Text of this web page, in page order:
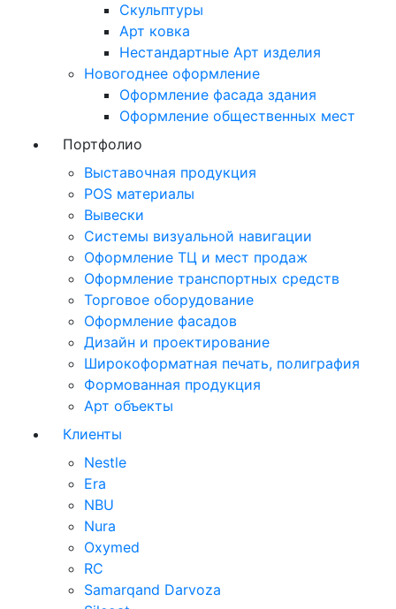
Скульптуры
Арт ковка
Нестандартные Арт изделия
Новогоднее оформление
Оформление фасада здания
Оформление общественных мест
Портфолио
Выставочная продукция
POS материалы
Вывески
Системы визуальной навигации
Оформление ТЦ и мест продаж
Оформление транспортных средств
Торговое оборудование
Оформление фасадов
Дизайн и проектирование
Широкоформатная печать, полиграфия
Формованная продукция
Арт объекты
Клиенты
Nestle
Era
NBU
Nura
Oxymed
RC
Samarqand Darvoza